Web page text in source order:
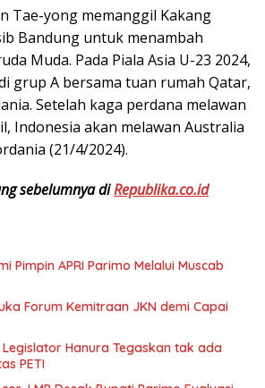
Tae-yong memanggil Kakang
Bandung untuk menambah
Muda. Pada Piala Asia U-23 2024,
grup A bersama tuan rumah Qatar,
Setelah kaga perdana melawan
Indonesia akan melawan Australia
(21/4/2024).
sebelumnya diRepublika.co.id
Pimpin APRI Parimo Melalui Muscab
Forum Kemitraan JKN demi Capai
Hanura Tegaskan tak ada
PETI